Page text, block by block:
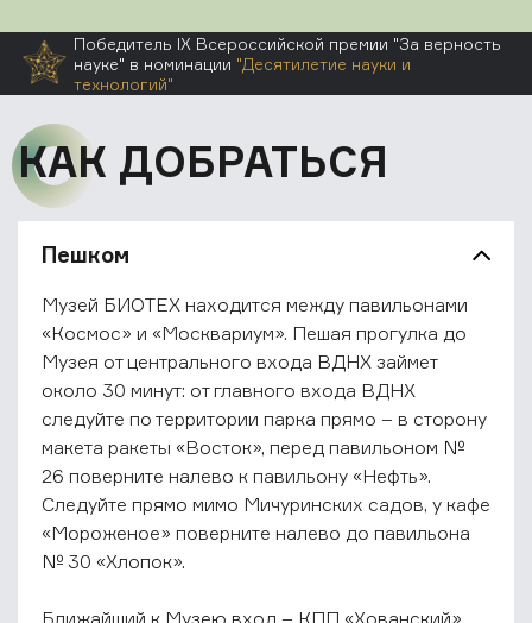
Победитель IX Всероссийской премии "За верность
науке" в номинации "Десятилетие науки и
технологий"
КАК ДОБРАТЬСЯ
Пешком
Музей БИОТЕХ находится между павильонами
«Космос» и «Москвариум». Пешая прогулка до
Музея от центрального входа ВДНХ займет
около 30 минут: от главного входа ВДНХ
следуйте по территории парка прямо – в сторону
макета ракеты «Восток», перед павильоном №
26 поверните налево к павильону «Нефть».
Следуйте прямо мимо Мичуринских садов, у кафе
«Мороженое» поверните налево до павильона
№ 30 «Хлопок».
Ближайший к Музею вход – КПП «Хованский»,